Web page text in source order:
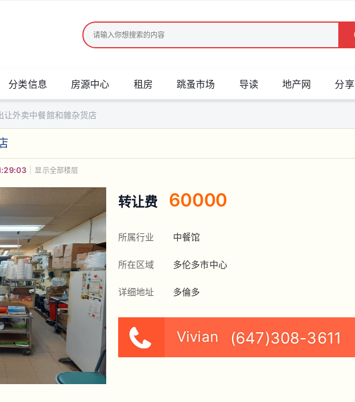
分类信息 房源中心 租房 跳蚤市场 导读 地产网 分享
让外卖中餐館和雜杂货店
显示全部楼层
转让费 60000
所属行业 中餐馆
所在区域 多伦多市中心
详细地址 多倫多
Vivian (647)308-3611